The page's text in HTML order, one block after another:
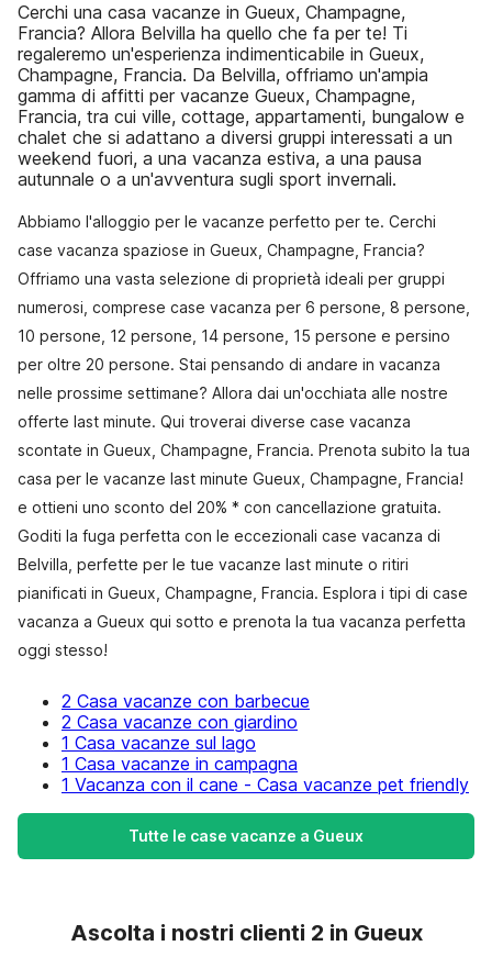
Cerchi una casa vacanze in Gueux, Champagne,
Francia? Allora Belvilla ha quello che fa per te! Ti
regaleremo un'esperienza indimenticabile in Gueux,
Champagne, Francia. Da Belvilla, offriamo un'ampia
gamma di affitti per vacanze Gueux, Champagne,
Francia, tra cui ville, cottage, appartamenti, bungalow e
chalet che si adattano a diversi gruppi interessati a un
weekend fuori, a una vacanza estiva, a una pausa
autunnale o a un'avventura sugli sport invernali.
Abbiamo l'alloggio per le vacanze perfetto per te. Cerchi
case vacanza spaziose in Gueux, Champagne, Francia?
Offriamo una vasta selezione di proprietà ideali per gruppi
numerosi, comprese case vacanza per 6 persone, 8 persone,
10 persone, 12 persone, 14 persone, 15 persone e persino
per oltre 20 persone. Stai pensando di andare in vacanza
nelle prossime settimane? Allora dai un'occhiata alle nostre
offerte last minute. Qui troverai diverse case vacanza
scontate in Gueux, Champagne, Francia. Prenota subito la tua
casa per le vacanze last minute Gueux, Champagne, Francia!
e ottieni uno sconto del 20% * con cancellazione gratuita.
Goditi la fuga perfetta con le eccezionali case vacanza di
Belvilla, perfette per le tue vacanze last minute o ritiri
pianificati in Gueux, Champagne, Francia. Esplora i tipi di case
vacanza a Gueux qui sotto e prenota la tua vacanza perfetta
oggi stesso!
2 Casa vacanze con barbecue
2 Casa vacanze con giardino
1 Casa vacanze sul lago
1 Casa vacanze in campagna
1 Vacanza con il cane - Casa vacanze pet friendly
Tutte le case vacanze a Gueux
Ascolta i nostri clienti 2 in Gueux